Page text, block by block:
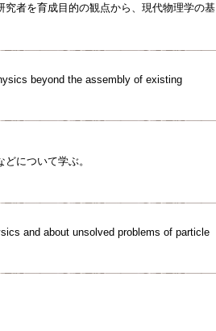
者を育成目的の観点から、現代物理学の基
beyond the assembly of existing
について学ぶ。
and about unsolved problems of particle